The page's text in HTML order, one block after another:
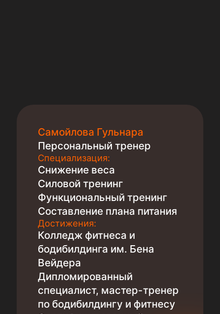
Самойлова Гульнара
Персональный тренер
Специализация:
Снижение веса
Силовой тренинг
Функциональный тренинг
Составление плана питания
Достижения:
Колледж фитнеса и
бодибилдинга им. Бена
Вейдера
Дипломированный
специалист, мастер-тренер
по бодибилдингу и фитнесу